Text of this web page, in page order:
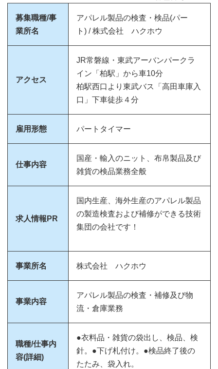
募集職種/事
業所名
アパレル製品の検査・検品(パー
ト) / 株式会社 ハクホウ
アクセス
JR常磐線・東武アーバンパークラ
イン「柏駅」から車10分
柏駅西口より東武バス「高田車庫入
口」下車徒歩４分
雇用形態 パートタイマー
仕事内容
国産・輸入のニット、布帛製品及び
雑貨の検品業務全般
求人情報PR
国内生産、海外生産のアパレル製品
の製造検査および補修ができる技術
集団の会社です！
事業所名 株式会社 ハクホウ
事業内容
アパレル製品の検査・補修及び物
流・倉庫業務
職種/仕事内
容(詳細)
●衣料品・雑貨の袋出し、検品、検
針。●下げ札付け。●検品終了後の
たたみ、袋入れ。